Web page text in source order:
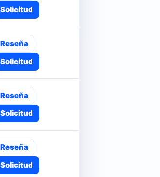
Solicitud
Reseña
Solicitud
Reseña
Solicitud
Reseña
Solicitud